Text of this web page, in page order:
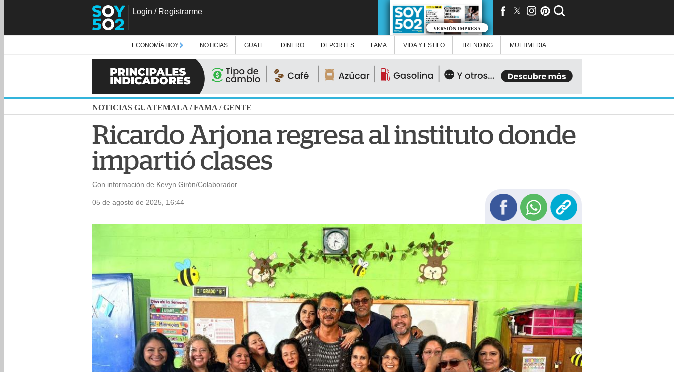
Login / Registrarme
VERSIÓN IMPRESA
ECONOMÍA HOY NOTICIAS GUATE DINERO DEPORTES FAMA VIDA Y ESTILO TRENDING MULTIMEDIA
NOTICIAS GUATEMALA /FAMA /GENTE
Ricardo Arjona regresa al instituto donde
impartió clases
Con información de Kevyn Girón/Colaborador
05 de agosto de 2025, 16:44